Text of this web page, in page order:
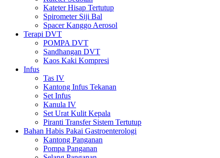
Kateter Hisap Tertutup
Spirometer Siji Bal
Spacer Kanggo Aerosol
Terapi DVT
POMPA DVT
Sandhangan DVT
Kaos Kaki Kompresi
Infus
Tas IV
Kantong Infus Tekanan
Set Infus
Kanula IV
Set Urat Kulit Kepala
Piranti Transfer Sistem Tertutup
Bahan Habis Pakai Gastroenterologi
Kantong Panganan
Pompa Panganan